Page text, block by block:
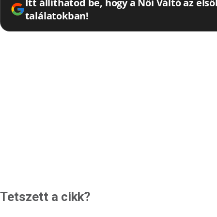
Itt állíthatod be, hogy a Női Váltó az
találatokban!
Tetszett a cikk?